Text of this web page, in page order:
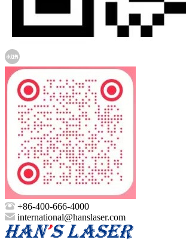
+86-400-666-4000
international@hanslaser.com